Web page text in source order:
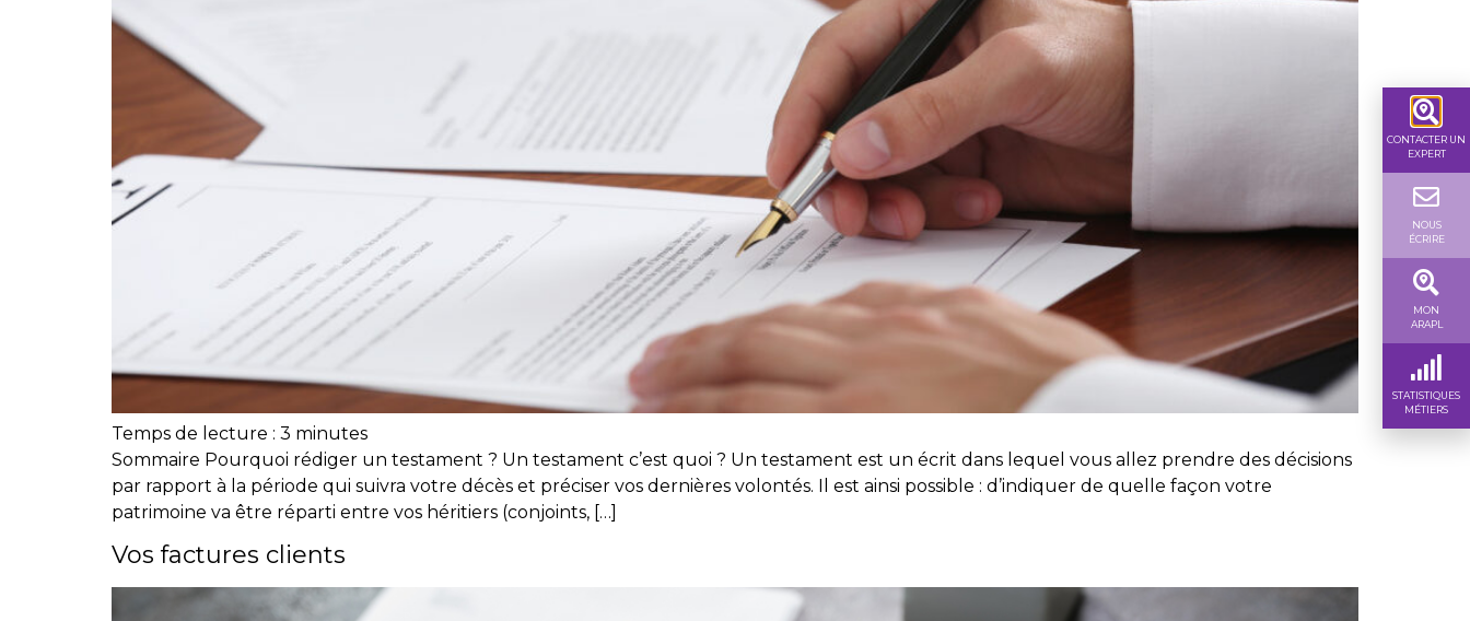
Temps de lecture : 3 minutes
Sommaire Pourquoi rédiger un testament ? Un testament c’est quoi ? Un testament est un écrit dans lequel vous allez prendre des décisions
par rapport à la période qui suivra votre décès et préciser vos dernières volontés. Il est ainsi possible : d’indiquer de quelle façon votre
patrimoine va être réparti entre vos héritiers (conjoints, […]
Vos factures clients
CONTACTER UN
EXPERT
NOUS
ÉCRIRE
MON
ARAPL
STATISTIQUES
MÉTIERS